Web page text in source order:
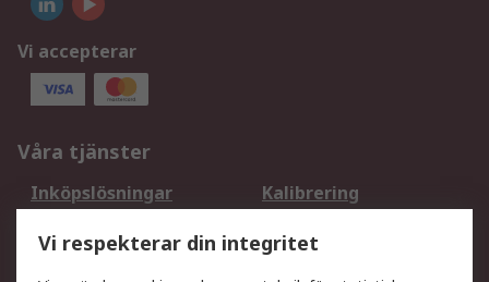
Vi accepterar
Våra tjänster
Inköpslösningar
Kalibrering
DesignSpark
Teknisk Support
Vi respekterar din integritet